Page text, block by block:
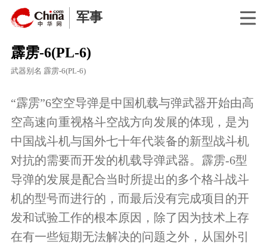
军事
霹雳-6(PL-6)
武器别名 霹雳-6(PL-6)
“霹雳”6空空导弹是中国机载与弹武器开始由高
空高速向重视格斗空战方向发展的体现，是为
中国战斗机与国外七十年代装备的新型战斗机
对抗的需要而开发的机载导弹武器。霹雳-6型
导弹的发展是配合当时所提出的多个格斗战斗
机的型号而进行的，而最后没有完成项目的开
发和试验工作的根本原因，除了因为技术上存
在有一些短期无法解决的问题之外，从国外引